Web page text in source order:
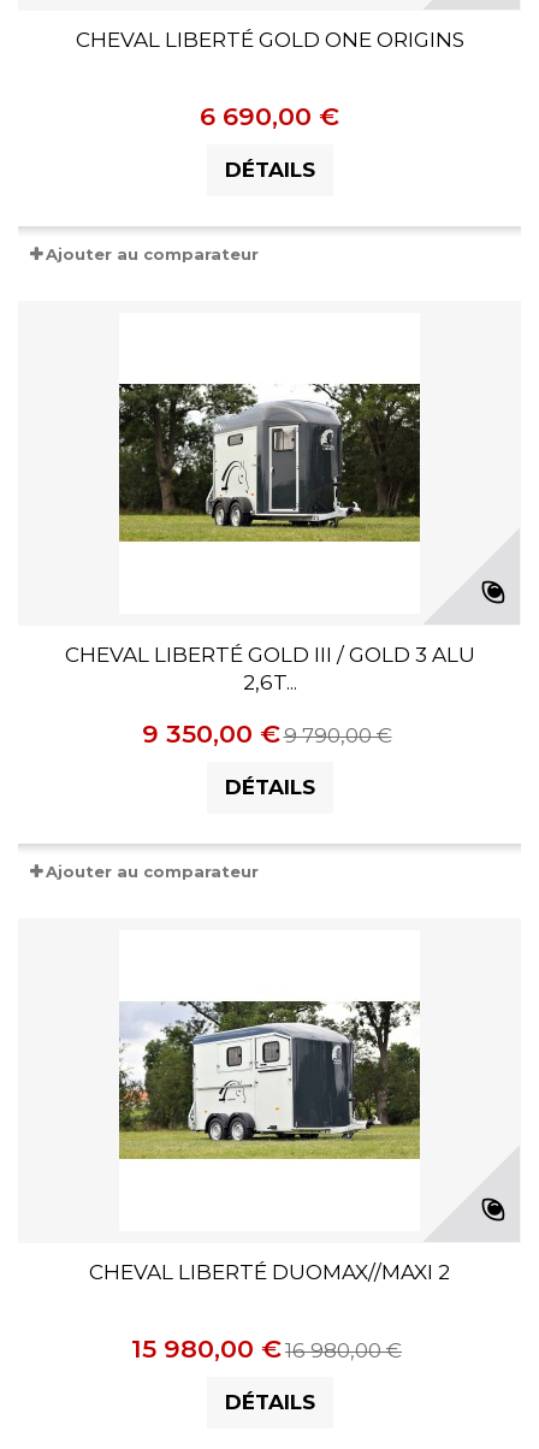
CHEVAL LIBERTÉ GOLD ONE ORIGINS
6 690,00 €
DÉTAILS
Ajouter au comparateur
CHEVAL LIBERTÉ GOLD III / GOLD 3 ALU
2,6T...
9 350,00 €9 790,00 €
DÉTAILS
Ajouter au comparateur
CHEVAL LIBERTÉ DUOMAX//MAXI 2
15 980,00 €16 980,00 €
DÉTAILS